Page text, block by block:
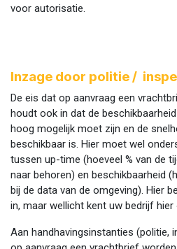
voor autorisatie.
Inzage door politie /
De eis dat op aanvraag een
houdt ook in dat de
hoog mogelijk moet zijn en de
beschikbaar is. Hier moet wel
tussen up-time (hoeveel % van de
naar behoren) en beschikbaarheid
bij de data van de omgeving). Hier
in, maar wellicht kent uw bedrijf
Aan handhavingsinstanties (politie,